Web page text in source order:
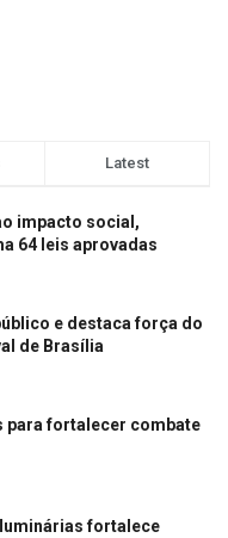
Latest
impacto social,
64 leis aprovadas
e destaca força do
de Brasília
para fortalecer combate
fortalece